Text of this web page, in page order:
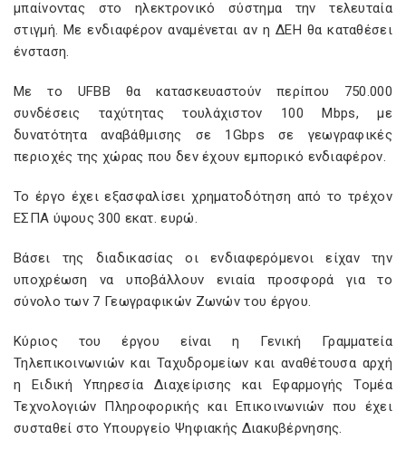
μπαίνοντας στο ηλεκτρονικό σύστημα την τελευταία
στιγμή. Με ενδιαφέρον αναμένεται αν η ΔΕΗ θα καταθέσει
ένσταση.
Με το UFBB θα κατασκευαστούν περίπου 750.000
συνδέσεις ταχύτητας τουλάχιστον 100 Mbps, με
δυνατότητα αναβάθμισης σε 1Gbps σε γεωγραφικές
περιοχές της χώρας που δεν έχουν εμπορικό ενδιαφέρον.
Το έργο έχει εξασφαλίσει χρηματοδότηση από το τρέχον
ΕΣΠΑ ύψους 300 εκατ. ευρώ.
Βάσει της διαδικασίας οι ενδιαφερόμενοι είχαν την
υποχρέωση να υποβάλλουν ενιαία προσφορά για το
σύνολο των 7 Γεωγραφικών Ζωνών του έργου.
Κύριος του έργου είναι η Γενική Γραμματεία
Τηλεπικοινωνιών και Ταχυδρομείων και αναθέτουσα αρχή
η Ειδική Υπηρεσία Διαχείρισης και Εφαρμογής Τομέα
Τεχνολογιών Πληροφορικής και Επικοινωνιών που έχει
συσταθεί στο Υπουργείο Ψηφιακής Διακυβέρνησης.